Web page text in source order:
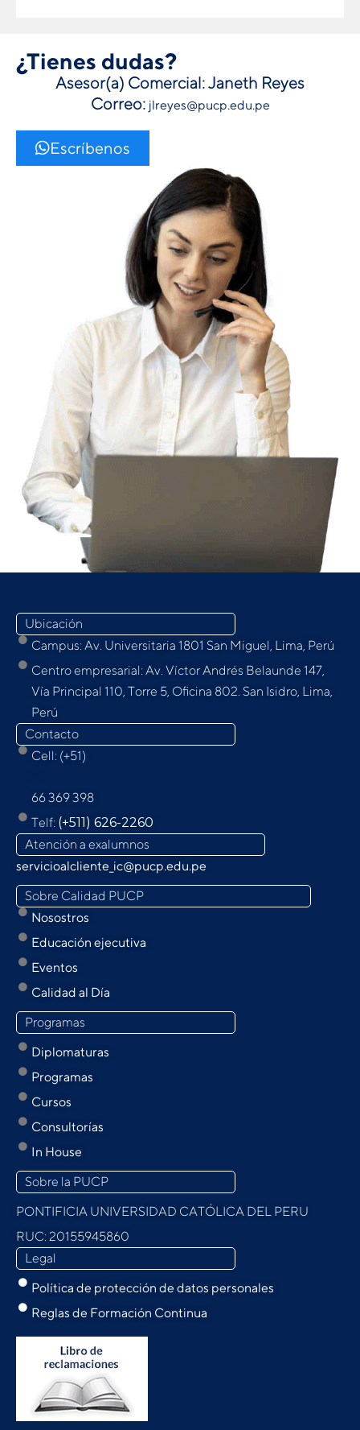
¿Tienes dudas?
Asesor(a) Comercial: Janeth Reyes
Correo: jlreyes@pucp.edu.pe
Escríbenos
Ubicación
Campus: Av. Universitaria 1801 San Miguel, Lima, Perú
Centro empresarial: Av. Víctor Andrés Belaunde 147,
Vía Principal 110, Torre 5, Oﬁcina 802. San Isidro, Lima,
Perú
Contacto
Cell: (+51)
66 369 398
Telf: (+511) 626-2260
Atención a exalumnos
servicioalcliente_ic@pucp.edu.pe
Sobre Calidad PUCP
Nosostros
Educación ejecutiva
Eventos
Calidad al Día
Programas
Diplomaturas
Programas
Cursos
Consultorías
In House
Sobre la PUCP
PONTIFICIA UNIVERSIDAD CATÓLICA DEL PERU
RUC: 20155945860
Legal
Política de protección de datos personales
Reglas de Formación Continua